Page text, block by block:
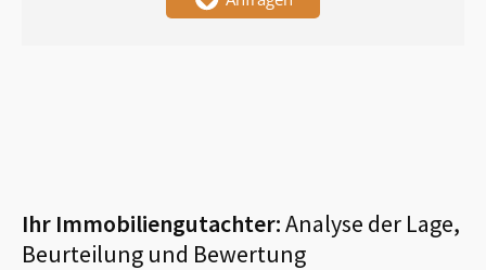
Ihr Immobiliengutachter:Analyse der Lage,
Beurteilung und Bewertung